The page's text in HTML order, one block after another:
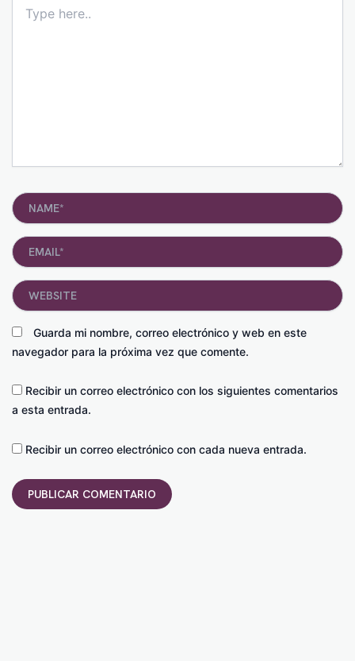
here..
Name*
Email*
Guarda mi nombre, correo electrónico y web en este
navegador para la próxima vez que comente.
Website
Recibir un correo electrónico con los siguientes comentarios
a esta entrada.
Recibir un correo electrónico con cada nueva entrada.